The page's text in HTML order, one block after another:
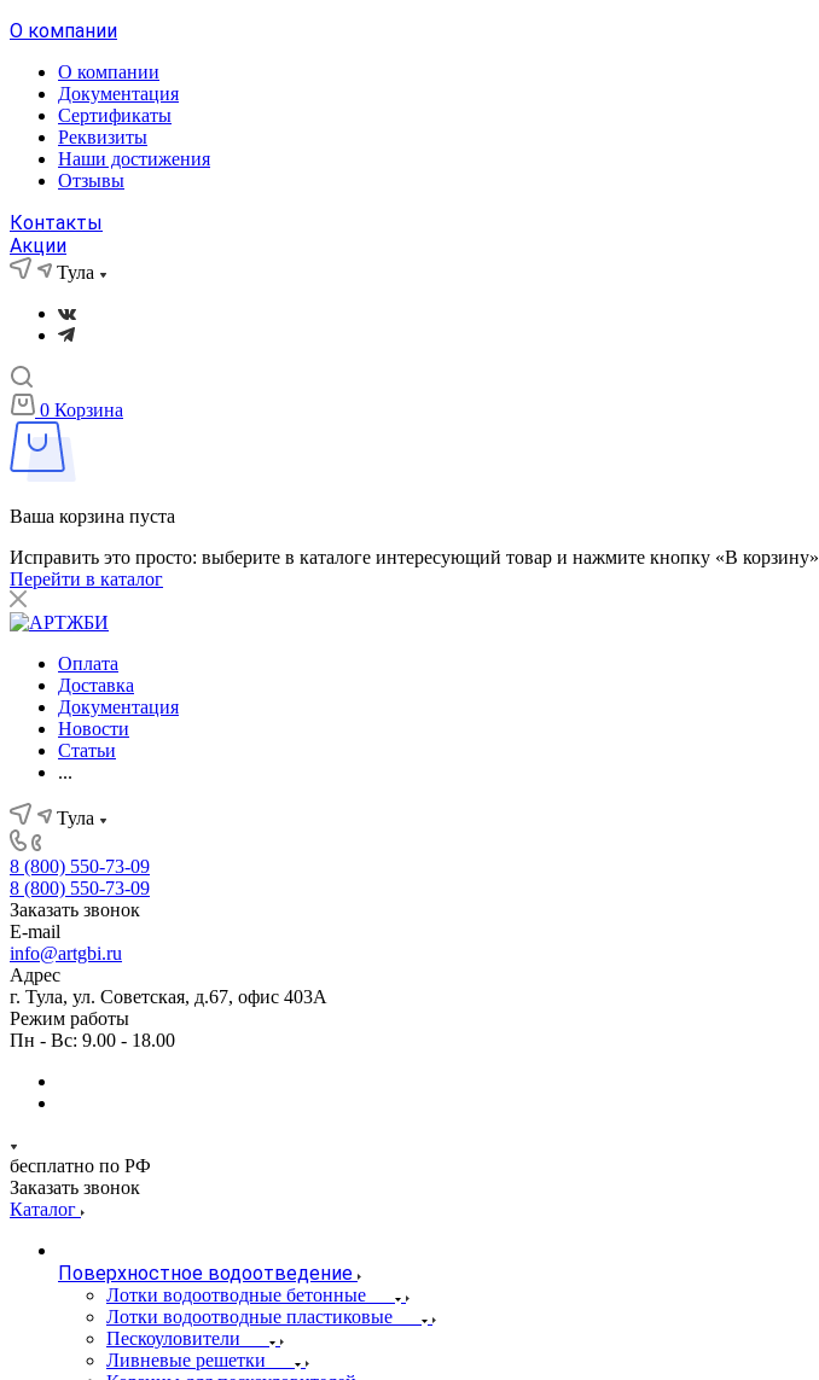
О компании
О компании
Документация
Сертификаты
Реквизиты
Наши достижения
Отзывы
Контакты
Акции
Тула
0 Корзина
Ваша корзина пуста
Исправить это просто: выберите в каталоге интересующий товар и нажмите кнопку «В корзину»
Перейти в каталог
Оплата
Доставка
Документация
Новости
Статьи
...
Тула
8 (800) 550-73-09
8 (800) 550-73-09
Заказать звонок
E-mail
info@artgbi.ru
Адрес
г. Тула, ул. Советская, д.67, офис 403А
Режим работы
Пн - Вс: 9.00 - 18.00
бесплатно по РФ
Заказать звонок
Каталог
Поверхностное водоотведение
Лотки водоотводные бетонные
Лотки водоотводные пластиковые
Пескоуловители
Ливневые решетки